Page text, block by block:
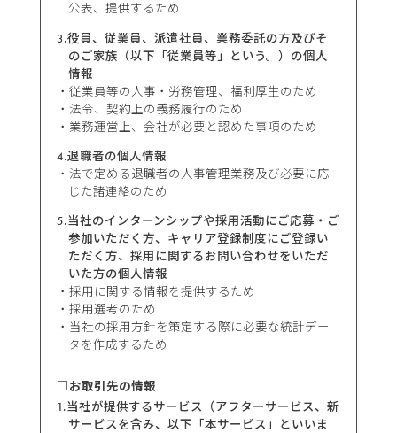
公表、提供するため
3.役員、従業員、派遣社員、業務委託の方及びそ
のご家族（以下「従業員等」という。）の個人
情報
従業員等の人事・労務管理、福利厚生のため
法令、契約上の義務履行のため
業務運営上、会社が必要と認めた事項のため
4.退職者の個人情報
法で定める退職者の人事管理業務及び必要に応
じた諸連絡のため
5.当社のインターンシップや採用活動にご応募・ご
参加いただく方、キャリア登録制度にご登録い
ただく方、採用に関するお問い合わせをいただ
いた方の個人情報
採用に関する情報を提供するため
採用選考のため
当社の採用方針を策定する際に必要な統計デー
タを作成するため
□お取引先の情報
1.当社が提供するサービス（アフターサービス、新
サービスを含み、以下「本サービス」といいま